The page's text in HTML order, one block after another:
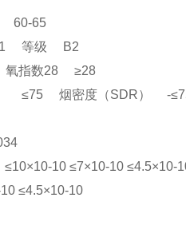
60-65
等级 B2
指数28 ≥28
≤75 烟密度（SDR） -
10 ≤7×10-10 ≤4.5×10-
≤4.5×10-10